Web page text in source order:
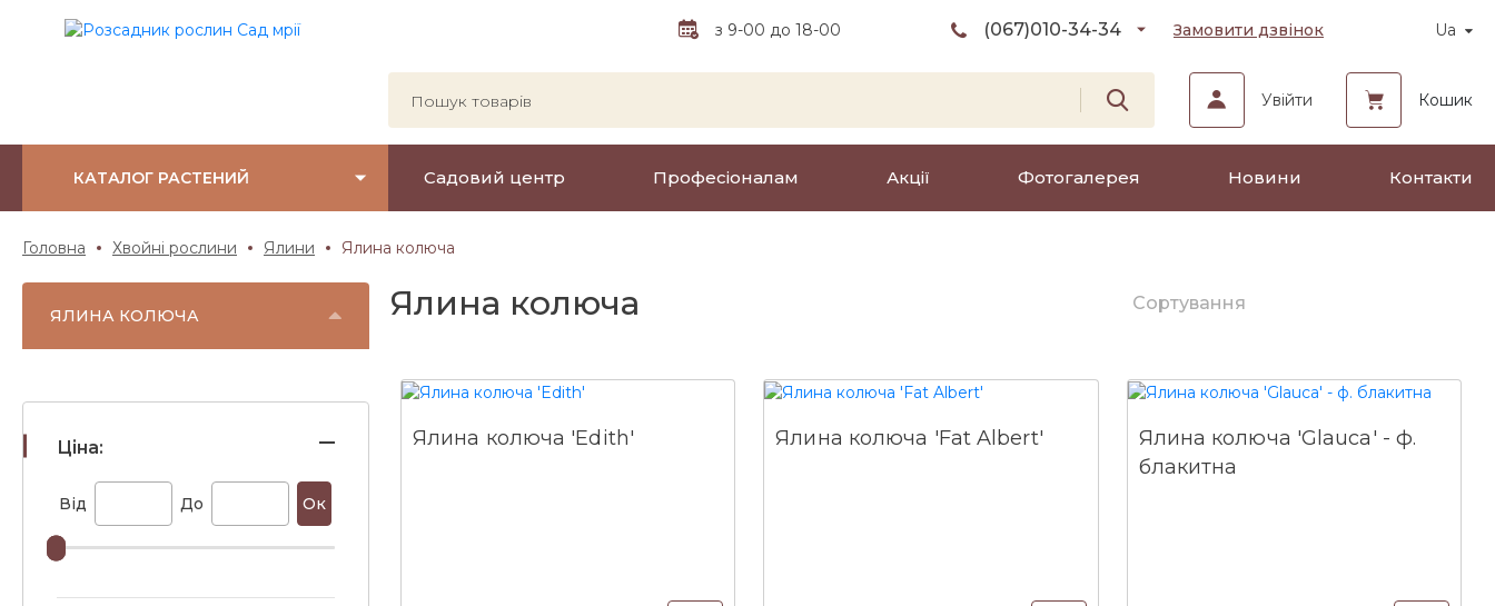
з 9-00 до 18-00 (067)010-34-34 Замовити дзвінок Ua
Увійти Кошик
КАТАЛОГ РАСТЕНИЙ Садовий центр Професіоналам Акції Фотогалерея Новини Контакти
Головна Хвойні рослини Ялини Ялина колюча
ЯЛИНА КОЛЮЧА
Ціна:
Від До Ок
Ялина колюча Сортування
Ялина колюча 'Edith' Ялина колюча 'Fat Albert'
Ялина колюча 'Glauca' - ф.
блакитна